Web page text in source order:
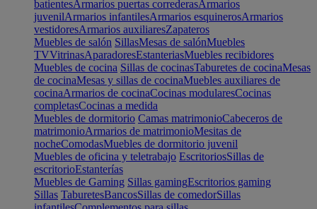
batientesArmarios puertas correderasArmarios
juvenilArmarios infantilesArmarios esquinerosArmarios
vestidoresArmarios auxiliaresZapateros
Muebles de salón SillasMesas de salónMuebles
TVVitrinasAparadoresEstanteriasMuebles recibidores
Muebles de cocina Sillas de cocinasTaburetes de cocinaMesas
de cocinaMesas y sillas de cocinaMuebles auxiliares de
cocinaArmarios de cocinaCocinas modularesCocinas
completasCocinas a medida
Muebles de dormitorio Camas matrimonioCabeceros de
matrimonioArmarios de matrimonioMesitas de
nocheComodasMuebles de dormitorio juvenil
Muebles de oficina y teletrabajo EscritoriosSillas de
escritorioEstanterías
Muebles de Gaming Sillas gamingEscritorios gaming
Sillas TaburetesBancosSillas de comedorSillas